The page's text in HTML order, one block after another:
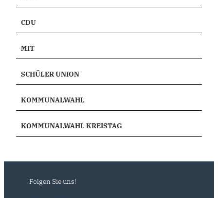
CDU
MIT
SCHÜLER UNION
KOMMUNALWAHL
KOMMUNALWAHL KREISTAG
Folgen Sie uns!